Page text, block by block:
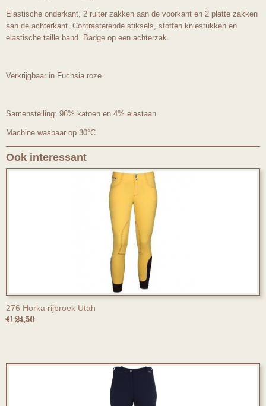
Elastische onderkant, 2 ruiter zakken aan de voorkant en 2 platte zakken
aan de achterkant. Contrasterende stiksels, stoffen kniestukken en
elastische taille band. Badge op een achterzak.
Verkrijgbaar in Fuchsia roze.
Samenstelling: 96% katoen en 4% elastaan.
Machine wasbaar op 30°C
Ook interessant
276 Horka rijbroek Utah
€ 24,50